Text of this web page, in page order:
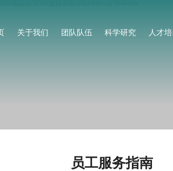
关于我们 团队队伍 科学研究 人才
员工服务指南